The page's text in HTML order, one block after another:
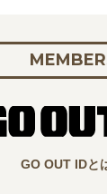
GO OUT IDと